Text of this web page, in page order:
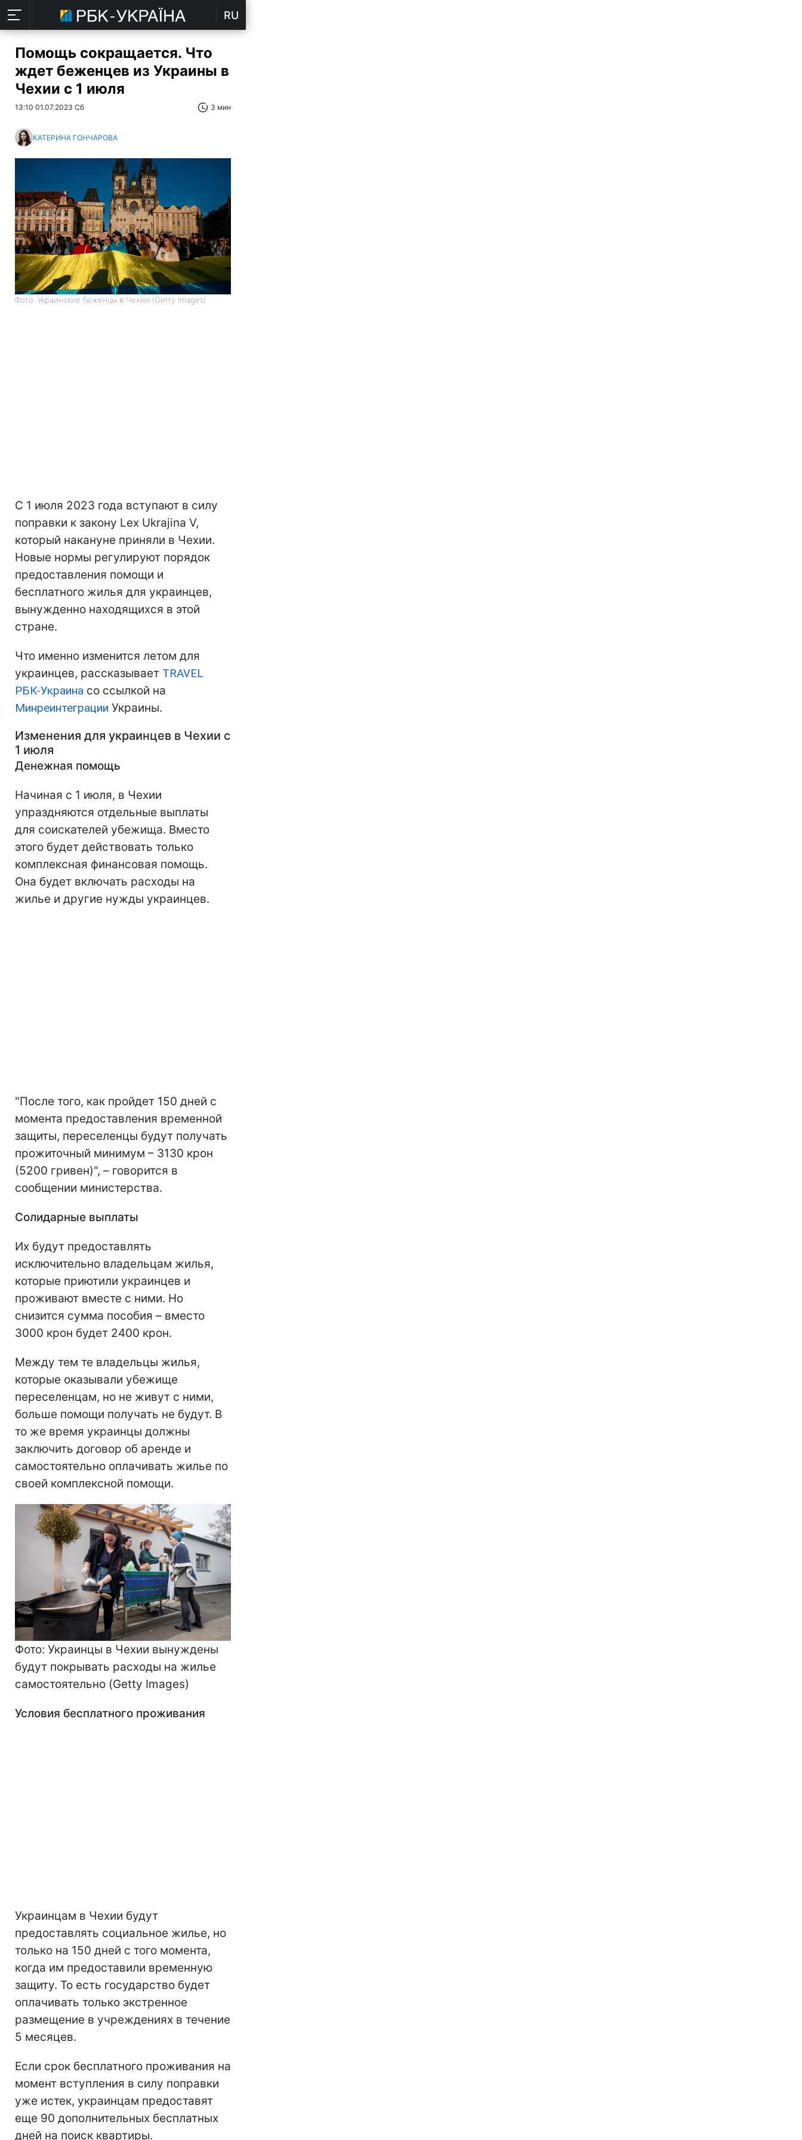
RU
Помощь сокращается. Что
ждет беженцев из Украины в
Чехии с 1 июля
13:10 01.07.2023 Сб 3 мин
КАТЕРИНА ГОНЧАРОВА
Фото: Украинские беженцы в Чехии (Getty Images)
С 1 июля 2023 года вступают в силу
поправки к закону Lex Ukrajina V,
который накануне приняли в Чехии.
Новые нормы регулируют порядок
предоставления помощи и
бесплатного жилья для украинцев,
вынужденно находящихся в этой
стране.
Что именно изменится летом для
украинцев, рассказывает TRAVEL
РБК-Украина со ссылкой на
Минреинтеграции Украины.
Изменения для украинцев в Чехии с
1 июля
Денежная помощь
Начиная с 1 июля, в Чехии
упраздняются отдельные выплаты
для соискателей убежища. Вместо
этого будет действовать только
комплексная финансовая помощь.
Она будет включать расходы на
жилье и другие нужды украинцев.
"После того, как пройдет 150 дней с
момента предоставления временной
защиты, переселенцы будут получать
прожиточный минимум – 3130 крон
(5200 гривен)", – говорится в
сообщении министерства.
Солидарные выплаты
Их будут предоставлять
исключительно владельцам жилья,
которые приютили украинцев и
проживают вместе с ними. Но
снизится сумма пособия – вместо
3000 крон будет 2400 крон.
Между тем те владельцы жилья,
которые оказывали убежище
переселенцам, но не живут с ними,
больше помощи получать не будут. В
то же время украинцы должны
заключить договор об аренде и
самостоятельно оплачивать жилье по
своей комплексной помощи.
Фото: Украинцы в Чехии вынуждены
будут покрывать расходы на жилье
самостоятельно (Getty Images)
Условия бесплатного проживания
Украинцам в Чехии будут
предоставлять социальное жилье, но
только на 150 дней с того момента,
когда им предоставили временную
защиту. То есть государство будет
оплачивать только экстренное
размещение в учреждениях в течение
5 месяцев.
Если срок бесплатного проживания на
момент вступления в силу поправки
уже истек, украинцам предоставят
еще 90 дополнительных бесплатных
дней на поиск квартиры.